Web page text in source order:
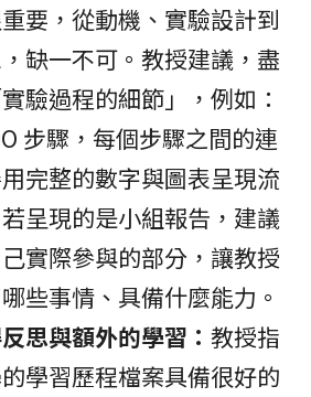
要，從動機、實驗設計到
缺一不可。教授建議，盡
驗過程的細節」，例如：
步驟，每個步驟之間的連
完整的數字與圖表呈現流
呈現的是小組報告，建議
實際參與的部分，讓教授
些事情、具備什麼能力。
思與額外的學習： 教授指
學習歷程檔案具備很好的